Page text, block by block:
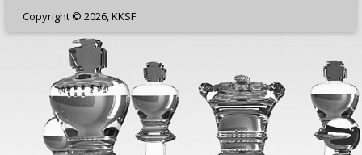
Copyright © 2026, KKSF